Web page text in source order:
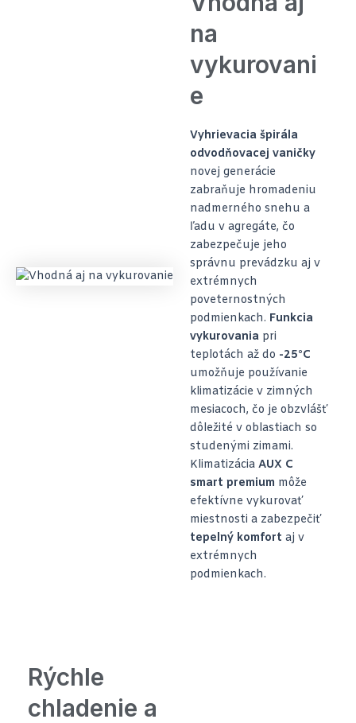
na
vykurovani
e
Vyhrievacia špirála
odvodňovacej vaničky
novej generácie
zabraňuje hromadeniu
nadmerného snehu a
ľadu v agregáte, čo
zabezpečuje jeho
správnu prevádzku aj v
extrémnych
poveternostných
podmienkach. Funkcia
vykurovania pri
teplotách až do -25°C
umožňuje používanie
klimatizácie v zimných
mesiacoch, čo je obzvlášť
dôležité v oblastiach so
studenými zimami.
Klimatizácia AUX C
smart premium môže
efektívne vykurovať
miestnosti a zabezpečiť
tepelný komfort aj v
extrémnych
podmienkach.
Rýchle
chladenie a